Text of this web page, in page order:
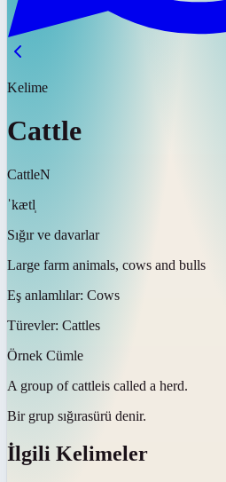
Kelime
Cattle
CattleN
ˈkætl̩
Sığır ve davarlar
Large farm animals, cows and bulls
Eş anlamlılar: Cows
Türevler: Cattles
Örnek Cümle
A group of cattleis called a herd.
Bir grup sığırasürü denir.
İlgili Kelimeler